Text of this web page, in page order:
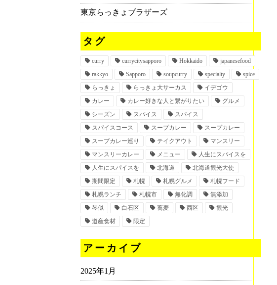
東京らっきょブラザーズ
タグ
curry currycitysapporo Hokkaido
japanesefood
rakkyo
Sapporo soupcurry specialty
spice
らっきょ
らっきょ大サーカス
イデゴウ
カレー
カレー好きな人と繋がりたい
グルメ
シーズン
スパイス
スパイス
スパイスコース
スープカレー
スープカレー
スープカレー巡り
テイクアウト
マンスリー
マンスリーカレー
メニュー
人生にスパイスを
人生にスパイスを
北海道
北海道観光大使
期間限定
札幌 札幌グルメ
札幌フード
札幌ランチ
札幌市 無化調
無添加
琴似
白石区 蕎麦 西区
観光
道産食材
限定
アーカイブ
2025年1月